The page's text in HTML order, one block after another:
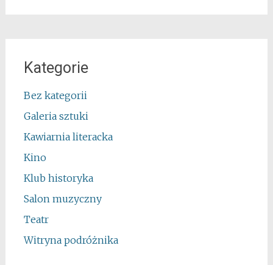
Kategorie
Bez kategorii
Galeria sztuki
Kawiarnia literacka
Kino
Klub historyka
Salon muzyczny
Teatr
Witryna podróżnika